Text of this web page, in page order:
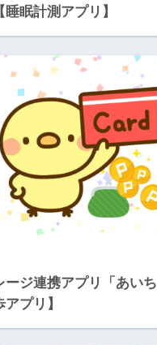
眠計測アプリ】
ージ連携アプリ「あいち
プリ】